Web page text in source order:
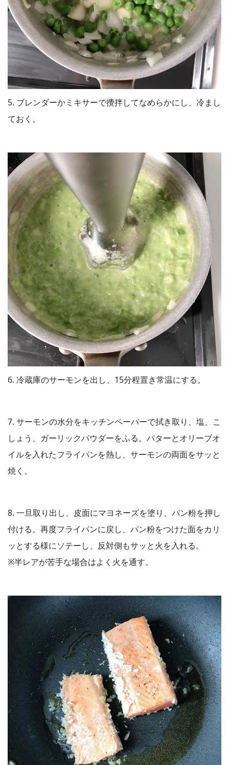
5. ブレンダーかミキサーで攪拌してなめらかにし、冷まし
ておく。
6. 冷蔵庫のサーモンを出し、15分程置き常温にする。
7. サーモンの水分をキッチンペーパーで拭き取り、塩、こ
しょう、ガーリックパウダーをふる。バターとオリーブオ
イルを入れたフライパンを熱し、サーモンの両面をサッと
焼く。
8. 一旦取り出し、皮面にマヨネーズを塗り、パン粉を押し
付ける。再度フライパンに戻し、パン粉をつけた面をカリ
ッとする様にソテーし、反対側もサッと火を入れる。
※半レアが苦手な場合はよく火を通す。